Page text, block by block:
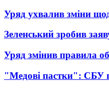
Уряд ухвалив зміни
Зеленський зробив
Уряд змінив правила
"Медові пастки": СБУ